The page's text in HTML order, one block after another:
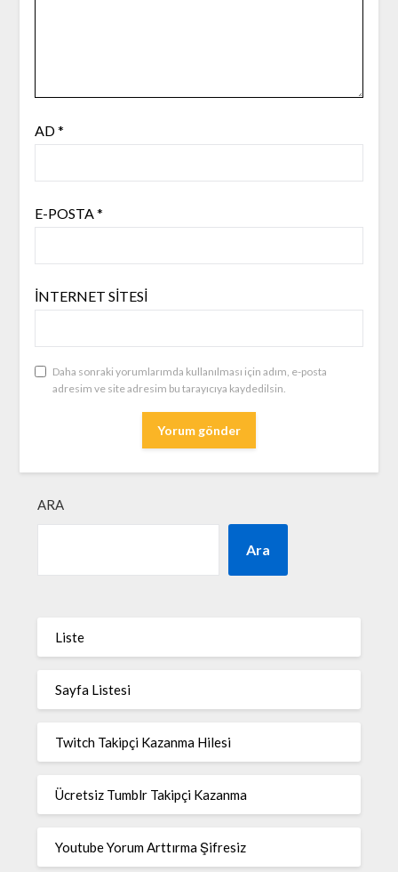
AD*
E-POSTA*
İNTERNET SITESI
Daha sonraki yorumlarımda kullanılması için adım, e-posta
adresim ve site adresim bu tarayıcıya kaydedilsin.
ARA
Ara
Liste
Sayfa Listesi
Twitch Takipçi Kazanma Hilesi
Ücretsiz Tumblr Takipçi Kazanma
Youtube Yorum Arttırma Şifresiz